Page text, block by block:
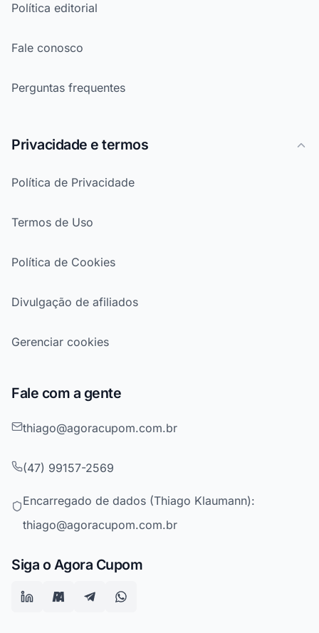
Política editorial
Fale conosco
Perguntas frequentes
Privacidade e termos
Política de Privacidade
Termos de Uso
Política de Cookies
Divulgação de afiliados
Gerenciar cookies
Fale com a gente
thiago@agoracupom.com.br
(47) 99157-2569
Encarregado de dados (Thiago Klaumann):
thiago@agoracupom.com.br
Siga o Agora Cupom